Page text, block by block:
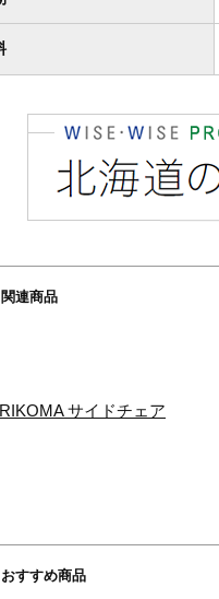
関連商品
サイドチェア
おすすめ商品